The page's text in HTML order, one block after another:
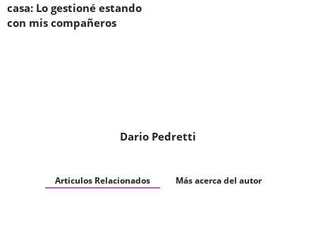
casa: Lo gestioné estando
con mis compañeros
Dario Pedretti
Articulos Relacionados Más acerca del autor